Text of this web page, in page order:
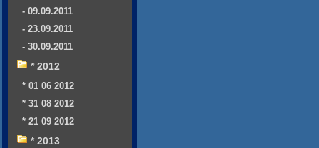
- 09.09.2011
- 23.09.2011
- 30.09.2011
* 2012
* 01 06 2012
* 31 08 2012
* 21 09 2012
* 2013